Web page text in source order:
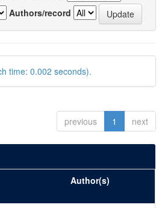
Authors/record
time: 0.002 seconds).
previous 1 next
Author(s)